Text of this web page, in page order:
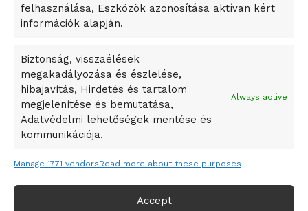
felhasználása, Eszközök azonosítása aktívan kért
információk alapján.
Biztonság, visszaélések
megakadályozása és észlelése,
hibajavítás, Hirdetés és tartalom
megjelenítése és bemutatása,
Adatvédelmi lehetőségek mentése és
kommunikációja.
Always active
Manage 1771 vendorsRead more about these purposes
Accept
A Vajdasági Magyar Szövetség államtitkárait kinevezték
Dzsingisz kán hódító hadjárata okozta
Kuramagomedov ötödik, Muszukajev elődöntős – Birkózó
világkupa